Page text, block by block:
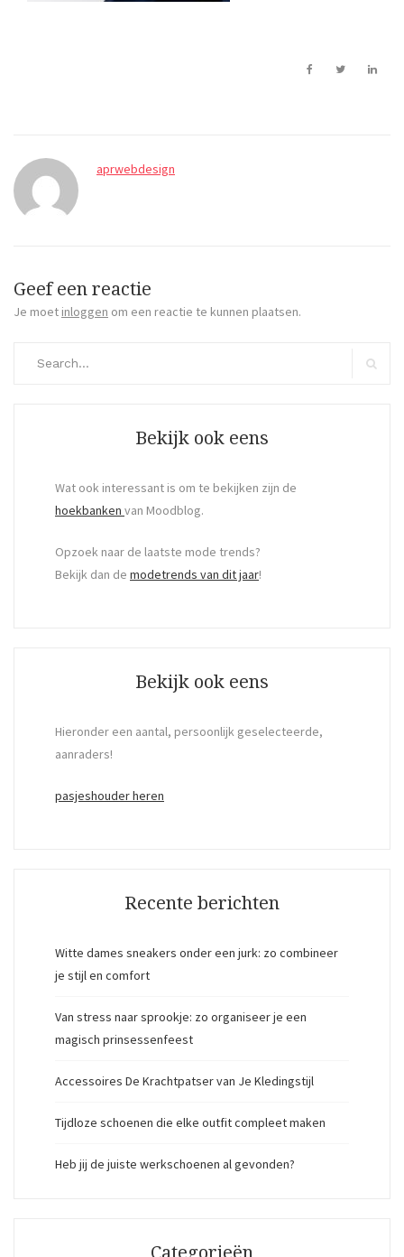
aprwebdesign
Geef een reactie
Je moet inloggen om een reactie te kunnen plaatsen.
Bekijk ook eens
Wat ook interessant is om te bekijken zijn de
hoekbanken van Moodblog.
Opzoek naar de laatste mode trends?
Bekijk dan de modetrends van dit jaar!
Bekijk ook eens
Hieronder een aantal, persoonlijk geselecteerde,
aanraders!
pasjeshouder heren
Recente berichten
Witte dames sneakers onder een jurk: zo combineer
je stijl en comfort
Van stress naar sprookje: zo organiseer je een
magisch prinsessenfeest
Accessoires De Krachtpatser van Je Kledingstijl
Tijdloze schoenen die elke outfit compleet maken
Heb jij de juiste werkschoenen al gevonden?